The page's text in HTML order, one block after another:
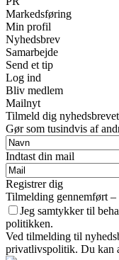
Markedsføring
Min profil
Nyhedsbrev
Samarbejde
Send et tip
Log ind
Bliv medlem
Mailnyt
Tilmeld dig nyhedsbrevet
Gør som tusindvis af
Indtast din mail
Registrer dig
Tilmelding gennemført –
Jeg samtykker til
politikken.
Ved tilmelding til
privatlivspolitik. Du kan